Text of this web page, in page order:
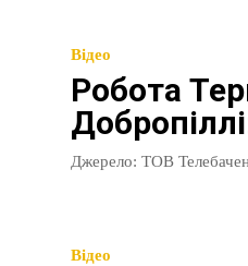
Відео
Робота
Джерело: ТОВ
Відео